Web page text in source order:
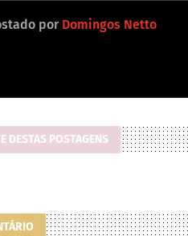
por Domingos Netto
DESTAS POSTAGENS